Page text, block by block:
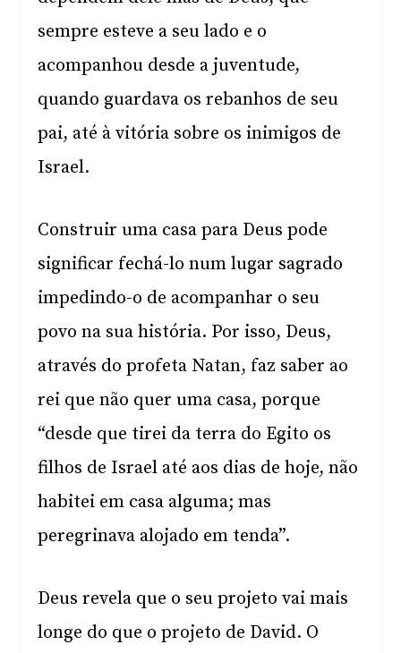
sempre esteve a seu lado e o
acompanhou desde a juventude,
quando guardava os rebanhos de seu
pai, até à vitória sobre os inimigos de
Israel.
Construir uma casa para Deus pode
significar fechá-lo num lugar sagrado
impedindo-o de acompanhar o seu
povo na sua história. Por isso, Deus,
através do profeta Natan, faz saber ao
rei que não quer uma casa, porque
“desde que tirei da terra do Egito os
filhos de Israel até aos dias de hoje, não
habitei em casa alguma; mas
peregrinava alojado em tenda”.
Deus revela que o seu projeto vai mais
longe do que o projeto de David. O